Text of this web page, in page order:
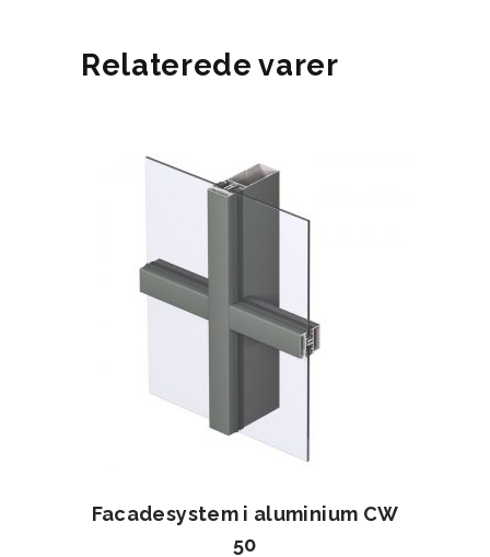
Relaterede varer
Facadesystem i aluminium CW
50